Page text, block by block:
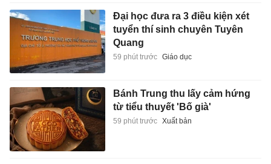
Đại học đưa ra 3 điều kiện xét
tuyển thí sinh chuyên Tuyên
Quang
59 phút trước Giáo dục
Bánh Trung thu lấy cảm hứng
từ tiểu thuyết 'Bố già'
59 phút trước Xuất bản